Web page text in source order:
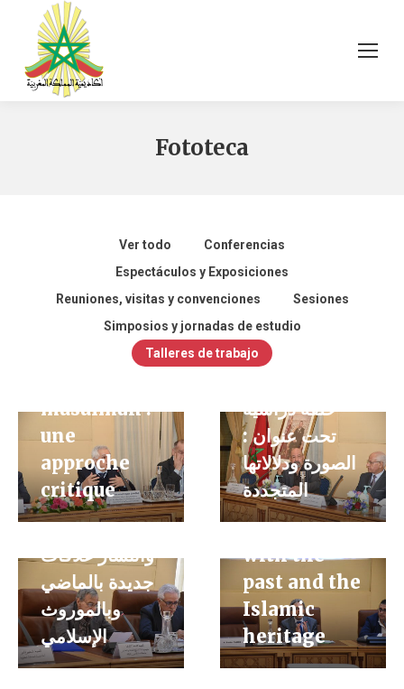
Fototeca
Ver todo
Conferencias
Espectáculos y Exposiciones
Reuniones, visitas y convenciones
Sesiones
Simposios y jornadas de estudio
Talleres de trabajo
musulman :
une
approche
critique
حلقة دراسية
تحت عنوان :
الصورة ودلالاتها
المتجددة
الإصلاح في
مجتمعات
المسلمين خلال
العصر الحديث
» سياقات ظهور
وانتشار علاقات
جديدة بالماضي
وبالموروث
الإسلامي
Islamic
emergence
and
dissemination
of new
relations
with the
past and the
Islamic
heritage
When is
reform?
When is
reform?